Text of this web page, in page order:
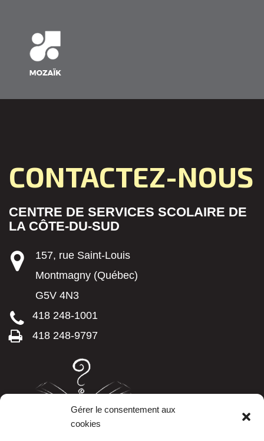
Gérer le consentement aux
cookies
CONTACTEZ-NOUS
CENTRE DE SERVICES SCOLAIRE DE
LA CÔTE-DU-SUD
157, rue Saint-Louis
Montmagny (Québec)
G5V 4N3
418 248-1001
418 248-9797